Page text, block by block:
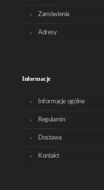
Zamówienia
Adresy
Informacje
Informacje ogólne
Regulamin
Dostawa
Kontakt